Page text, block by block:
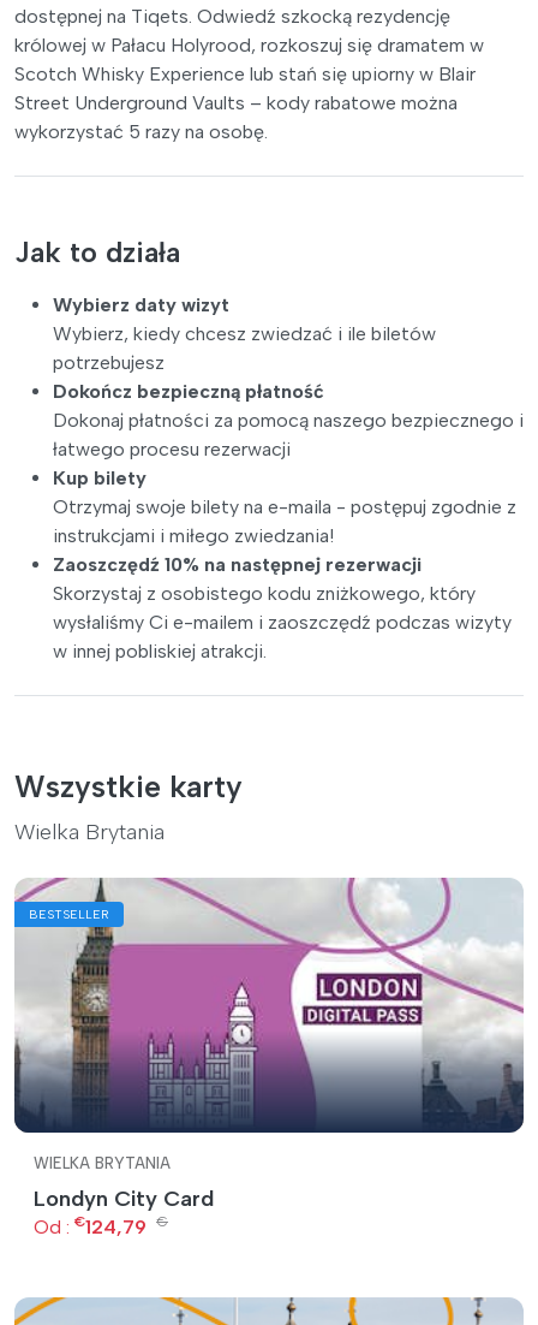
dostępnej na Tiqets. Odwiedź szkocką rezydencję
królowej w Pałacu Holyrood, rozkoszuj się dramatem w
Scotch Whisky Experience lub stań się upiorny w Blair
Street Underground Vaults – kody rabatowe można
wykorzystać 5 razy na osobę.
Jak to działa
Wybierz daty wizyt
Wybierz, kiedy chcesz zwiedzać i ile biletów
potrzebujesz
Dokończ bezpieczną płatność
Dokonaj płatności za pomocą naszego bezpiecznego i
łatwego procesu rezerwacji
Kup bilety
Otrzymaj swoje bilety na e-maila - postępuj zgodnie z
instrukcjami i miłego zwiedzania!
Zaoszczędź 10% na następnej rezerwacji
Skorzystaj z osobistego kodu zniżkowego, który
wysłaliśmy Ci e-mailem i zaoszczędź podczas wizyty
w innej pobliskiej atrakcji.
Wszystkie karty
Wielka Brytania
BESTSELLER
WIELKA BRYTANIA
Londyn City Card
Od : €124,79 €